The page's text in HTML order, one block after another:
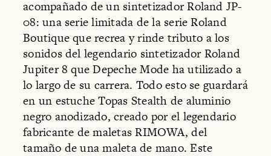
acompañado de un sintetizador Roland JP-
08: una serie limitada de la serie Roland
Boutique que recrea y rinde tributo a los
sonidos del legendario sintetizador Roland
Jupiter 8 que Depeche Mode ha utilizado a
lo largo de su carrera. Todo esto se guardará
en un estuche Topas Stealth de aluminio
negro anodizado, creado por el legendario
fabricante de maletas RIMOWA, del
tamaño de una maleta de mano. Este